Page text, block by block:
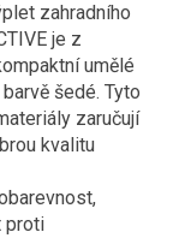
zahradního
je z
umělé
šedé. Tyto
zaručují
kvalitu
proti